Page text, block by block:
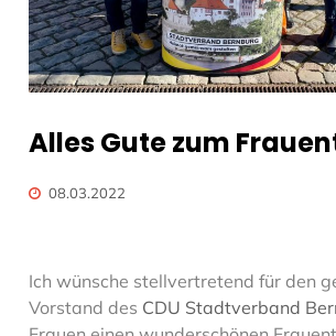
Alles Gute zum
08.03.2022
Ich wünsche stellvertretend für den
Vorstand des CDU Stadtverband